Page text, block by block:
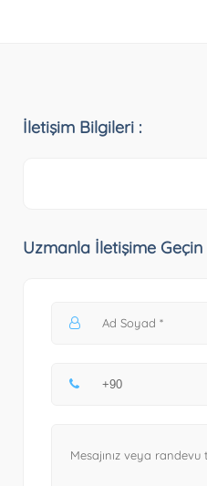
İletişim Bilgileri :
Uzmanla İletişime Geçin